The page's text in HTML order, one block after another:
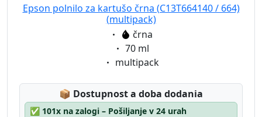
Epson polnilo za kartušo črna (C13T664140 / 664)
(multipack)
Eigenschaft:
črna
Eigenschaft:
70 ml
Eigenschaft:
multipack
📦 Lagerstatus:
Dostupnost a doba dodania
✅ 101x na zalogi – Pošiljanje v 24 urah